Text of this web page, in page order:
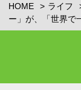
HOME ライフ
ー」が、「世界で